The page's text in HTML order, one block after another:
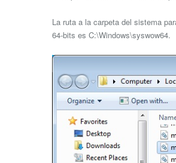
La ruta a la carpeta del sistema
64-bits es C:\Windows\syswow64.